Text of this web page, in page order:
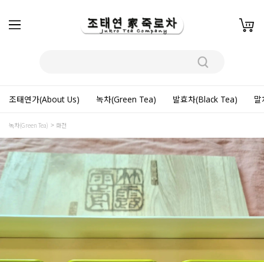
조태연가(About Us) 녹차(Green Tea) 발효차(Black Tea)
녹차(Green Tea) 화전